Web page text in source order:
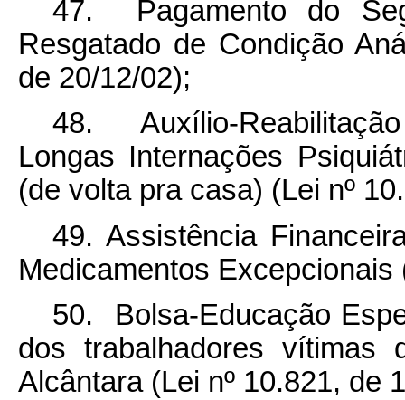
47. Pagamento do
Resgatado de Condição
de 20/12/02);
48. Auxílio-
Longas Internações
(de volta pra casa) (Lei nº
49. Assistência
Medicamentos Excepcionais
50. Bolsa-Educação
dos trabalhadores vítimas
Alcântara (Lei nº 10.821, de